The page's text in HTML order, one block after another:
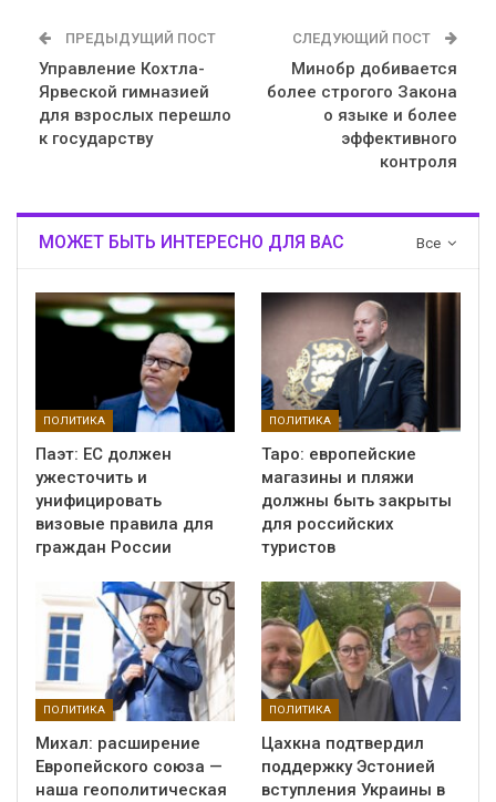
ПРЕДЫДУЩИЙ ПОСТ
Управление Кохтла-
Ярвеской гимназией
для взрослых перешло
к государству
СЛЕДУЮЩИЙ ПОСТ
Минобр добивается
более строгого Закона
о языке и более
эффективного
контроля
Все
МОЖЕТ БЫТЬ ИНТЕРЕСНО ДЛЯ ВАС
ПОЛИТИКА
Паэт: ЕС должен
ужесточить и
унифицировать
визовые правила для
граждан России
ПОЛИТИКА
Таро: европейские
магазины и пляжи
должны быть закрыты
для российских
туристов
ПОЛИТИКА
Михал: расширение
Европейского союза —
наша геополитическая
ПОЛИТИКА
Цахкна подтвердил
поддержку Эстонией
вступления Украины в